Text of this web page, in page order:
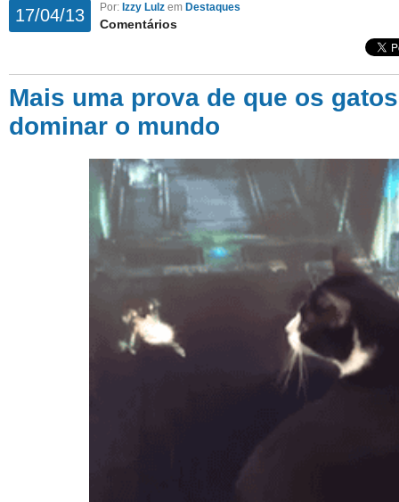
17/04/13 Por: Izzy Lulz em Destaques
Comentários
Mais uma prova de que os
dominar o mundo